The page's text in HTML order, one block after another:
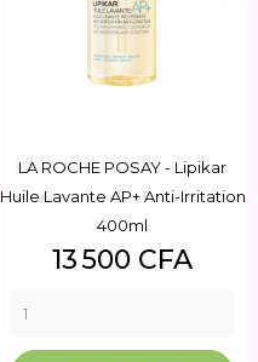
LA ROCHE POSAY - Lipikar
Huile Lavante AP+ Anti-Irritation
400ml
Prix
13 500 CFA